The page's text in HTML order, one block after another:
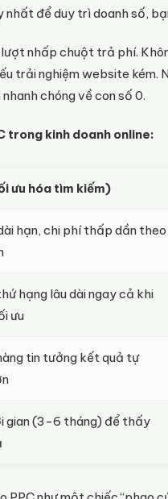
nhất để duy trì doanh số,
nhấp chuột trả phí.
trải nghiệm website kém.
chóng về con số 0.
trong kinh doanh online:
ưu hóa tìm kiếm)
hạn, chi phí thấp dần theo
hạng lâu dài ngay cả khi
ưu
tin tưởng kết quả tự
gian (3-6 tháng) để thấy